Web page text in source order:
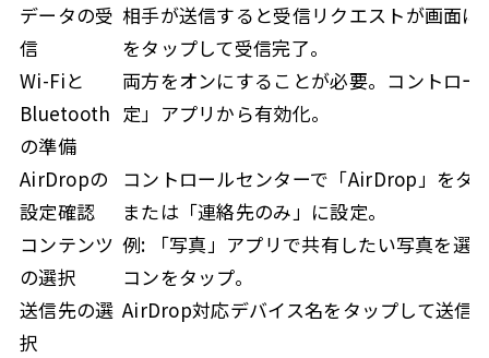
データの受
信
相手が送信すると受信リクエストが画面
をタップして受信完了。
Wi-Fiと
Bluetooth
の準備
両方をオンにすることが必要。コントロ
定」アプリから有効化。
AirDropの
設定確認
コントロールセンターで「AirDrop」をタ
または「連絡先のみ」に設定。
コンテンツ
の選択
例: 「写真」アプリで共有したい写真を選
コンをタップ。
送信先の選
択
AirDrop対応デバイス名をタップして送信